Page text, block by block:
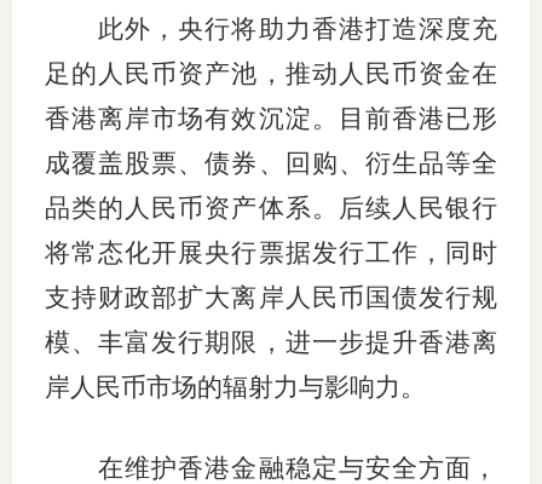
此外，央行将助力香港打造深度充
足的人民币资产池，推动人民币资金在
香港离岸市场有效沉淀。目前香港已形
成覆盖股票、债券、回购、衍生品等全
品类的人民币资产体系。后续人民银行
将常态化开展央行票据发行工作，同时
支持财政部扩大离岸人民币国债发行规
模、丰富发行期限，进一步提升香港离
岸人民币市场的辐射力与影响力。
在维护香港金融稳定与安全方面，